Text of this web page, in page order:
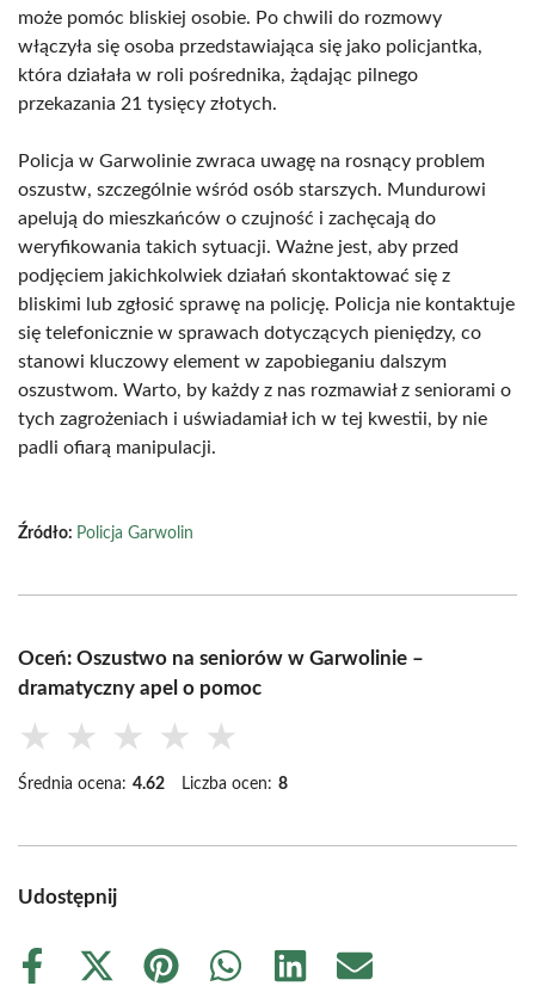
może pomóc bliskiej osobie. Po chwili do rozmowy
włączyła się osoba przedstawiająca się jako policjantka,
która działała w roli pośrednika, żądając pilnego
przekazania 21 tysięcy złotych.
Policja w Garwolinie zwraca uwagę na rosnący problem
oszustw, szczególnie wśród osób starszych. Mundurowi
apelują do mieszkańców o czujność i zachęcają do
weryfikowania takich sytuacji. Ważne jest, aby przed
podjęciem jakichkolwiek działań skontaktować się z
bliskimi lub zgłosić sprawę na policję. Policja nie kontaktuje
się telefonicznie w sprawach dotyczących pieniędzy, co
stanowi kluczowy element w zapobieganiu dalszym
oszustwom. Warto, by każdy z nas rozmawiał z seniorami o
tych zagrożeniach i uświadamiał ich w tej kwestii, by nie
padli ofiarą manipulacji.
Źródło: Policja Garwolin
Oceń: Oszustwo na seniorów w Garwolinie –
dramatyczny apel o pomoc
★ ★ ★ ★ ★
Średnia ocena: 4.62 Liczba ocen: 8
Udostępnij
Share
Share
Share
Share
Share
Share